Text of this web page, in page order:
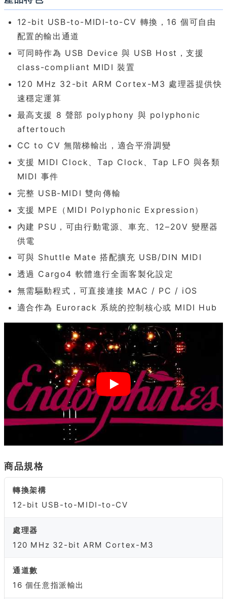
12-bit USB-to-MIDI-to-CV 轉換，16 個可自由
配置的輸出通道
可同時作為 USB Device 與 USB Host，支援
class-compliant MIDI 裝置
120 MHz 32-bit ARM Cortex-M3 處理器提供快
速穩定運算
最高支援 8 聲部 polyphony 與 polyphonic
aftertouch
CC to CV 無階梯輸出，適合平滑調變
支援 MIDI Clock、Tap Clock、Tap LFO 與各類
MIDI 事件
完整 USB-MIDI 雙向傳輸
支援 MPE（MIDI Polyphonic Expression）
內建 PSU，可由行動電源、車充、12–20V 變壓器
供電
可與 Shuttle Mate 搭配擴充 USB/DIN MIDI
透過 Cargo4 軟體進行全面客製化設定
無需驅動程式，可直接連接 MAC / PC / iOS
適合作為 Eurorack 系統的控制核心或 MIDI Hub
商品規格
轉換架構
12-bit USB-to-MIDI-to-CV
處理器
120 MHz 32-bit ARM Cortex-M3
通道數
16 個任意指派輸出